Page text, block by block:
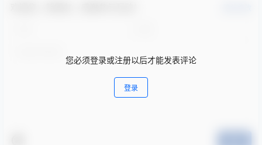
您必须登录或注册以后才能发表评论
登录